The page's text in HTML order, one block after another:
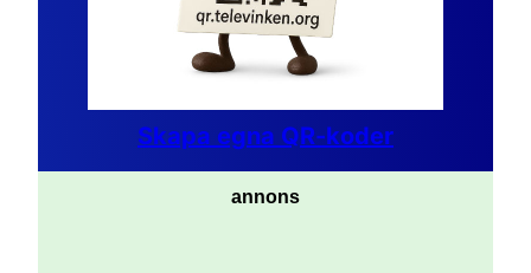
Skapa egna QR-koder
annons